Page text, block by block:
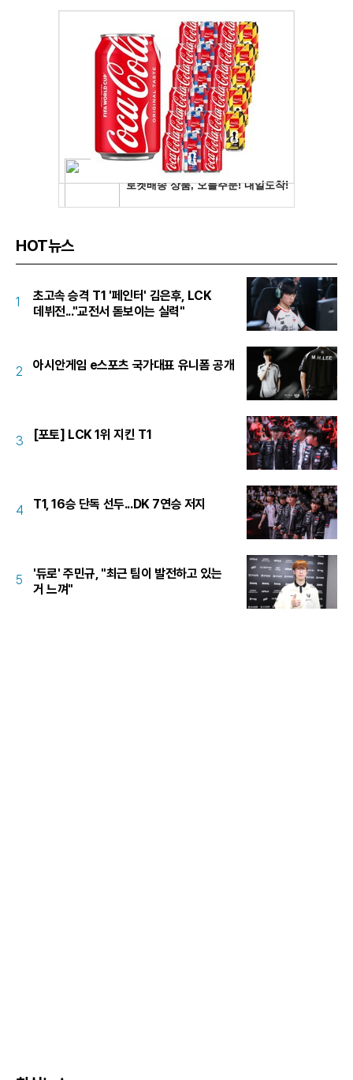
HOT뉴스
1
초고속 승격 T1 '페인터' 김은후, LCK
데뷔전..."교전서 돋보이는 실력"
2 아시안게임 e스포츠 국가대표 유니폼 공개
3 [포토] LCK 1위 지킨 T1
4 T1, 16승 단독 선두...DK 7연승 저지
5
'듀로' 주민규, "최근 팀이 발전하고 있는
거 느껴"